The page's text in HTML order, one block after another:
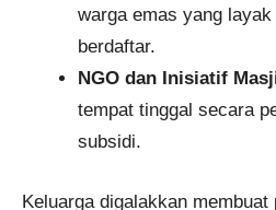
warga emas yang
berdaftar.
NGO dan Inisiatif
tempat tinggal secara
subsidi.
Keluarga digalakkan membuat